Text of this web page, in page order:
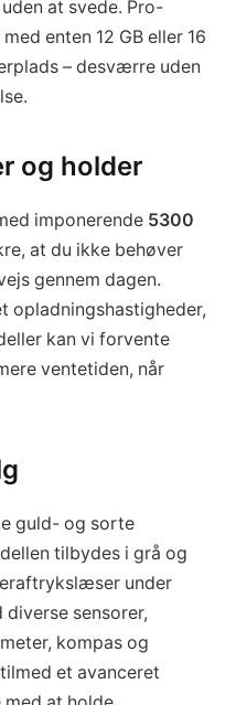
at svede. Pro-
enten 12 GB eller 16
– desværre uden
og holder
imponerende 5300
at du ikke behøver
gennem dagen.
opladningshastigheder,
kan vi forvente
ventetiden, når
guld- og sorte
tilbydes i grå og
under
sensorer,
kompas og
et avanceret